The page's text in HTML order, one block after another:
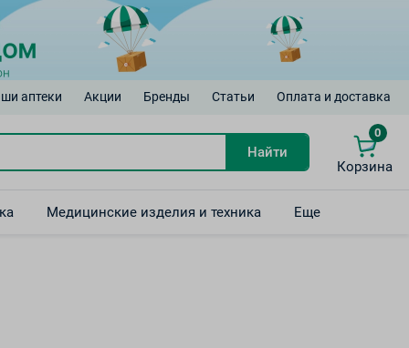
аптеки Акции Бренды Статьи Оплата и доставка
Найти
0
Корзина
Медицинские изделия и техника Еще